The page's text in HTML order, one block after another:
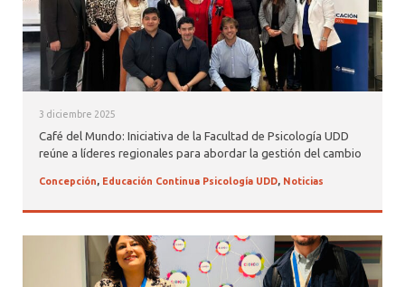
3 diciembre 2025
Café del Mundo: Iniciativa de la Facultad de Psicología UDD
reúne a líderes regionales para abordar la gestión del cambio
Concepción, Educación Continua Psicología UDD, Noticias